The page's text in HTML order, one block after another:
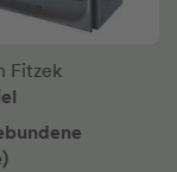
Fitzek